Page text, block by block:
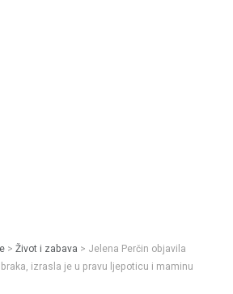
> Život i zabava > Jelena Perčin objavila
izrasla je u pravu ljepoticu i maminu